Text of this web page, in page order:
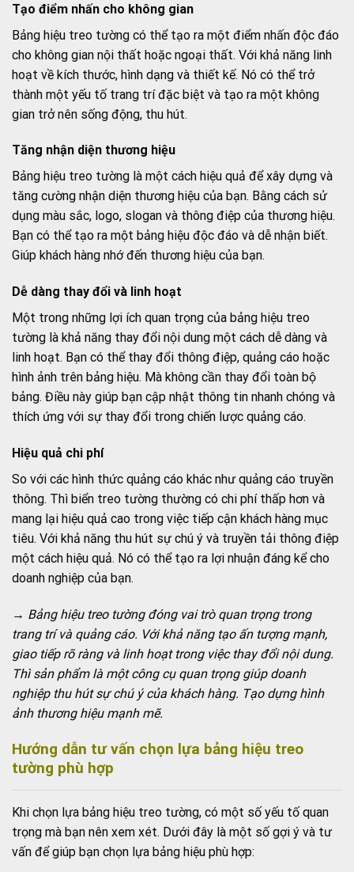
Tạo điểm nhấn cho không gian
Bảng hiệu treo tường có thể tạo ra một điểm nhấn độc đáo
cho không gian nội thất hoặc ngoại thất. Với khả năng linh
hoạt về kích thước, hình dạng và thiết kế. Nó có thể trở
thành một yếu tố trang trí đặc biệt và tạo ra một không
gian trở nên sống động, thu hút.
Tăng nhận diện thương hiệu
Bảng hiệu treo tường là một cách hiệu quả để xây dựng và
tăng cường nhận diện thương hiệu của bạn. Bằng cách sử
dụng màu sắc, logo, slogan và thông điệp của thương hiệu.
Bạn có thể tạo ra một bảng hiệu độc đáo và dễ nhận biết.
Giúp khách hàng nhớ đến thương hiệu của bạn.
Dễ dàng thay đổi và linh hoạt
Một trong những lợi ích quan trọng của bảng hiệu treo
tường là khả năng thay đổi nội dung một cách dễ dàng và
linh hoạt. Bạn có thể thay đổi thông điệp, quảng cáo hoặc
hình ảnh trên bảng hiệu. Mà không cần thay đổi toàn bộ
bảng. Điều này giúp bạn cập nhật thông tin nhanh chóng và
thích ứng với sự thay đổi trong chiến lược quảng cáo.
Hiệu quả chi phí
So với các hình thức quảng cáo khác như quảng cáo truyền
thông. Thì biển treo tường thường có chi phí thấp hơn và
mang lại hiệu quả cao trong việc tiếp cận khách hàng mục
tiêu. Với khả năng thu hút sự chú ý và truyền tải thông điệp
một cách hiệu quả. Nó có thể tạo ra lợi nhuận đáng kể cho
doanh nghiệp của bạn.
→ Bảng hiệu treo tường đóng vai trò quan trọng trong
trang trí và quảng cáo. Với khả năng tạo ấn tượng mạnh,
giao tiếp rõ ràng và linh hoạt trong việc thay đổi nội dung.
Thì sản phẩm là một công cụ quan trọng giúp doanh
nghiệp thu hút sự chú ý của khách hàng. Tạo dựng hình
ảnh thương hiệu mạnh mẽ.
Hướng dẫn tư vấn chọn lựa bảng hiệu treo
tường phù hợp
Khi chọn lựa bảng hiệu treo tường, có một số yếu tố quan
trọng mà bạn nên xem xét. Dưới đây là một số gợi ý và tư
vấn để giúp bạn chọn lựa bảng hiệu phù hợp: